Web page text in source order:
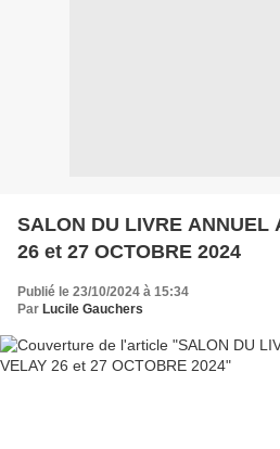
SALON DU LIVRE ANNUEL
26 et 27 OCTOBRE 2024
Publié le 23/10/2024 à 15:34
Par Lucile Gauchers